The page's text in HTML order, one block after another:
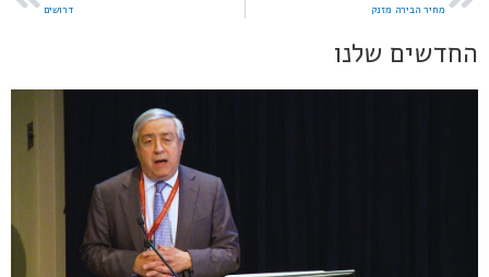
מחיר הבירה מזנק דרושים
החדשים שלנו